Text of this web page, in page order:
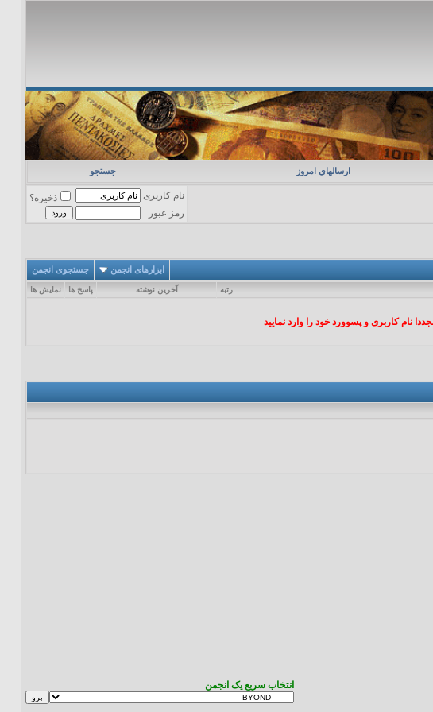
ارسالهاي امروز جستجو
نام کاربری
ذخیره؟
رمز عبور
ابزارهای انجمن جستجوی انجمن
رتبه آخرين نوشته پاسخ ها نمایش ها
نام کاربری و پسوورد خود را وارد نمایید
انتخاب سریع یک انجمن